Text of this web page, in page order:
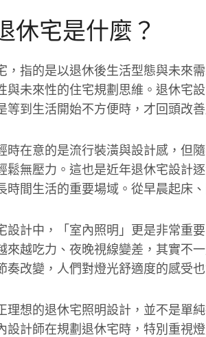
休宅是什麼？
，指的是以退休後生活型態與未來
與未來性的住宅規劃思維。退休宅
等到生活開始不方便時，才回頭改
時在意的是流行裝潢與設計感，但
鬆無壓力。這也是近年退休宅設計
時間生活的重要場域。從早晨起床
設計中，「室內照明」更是非常重
來越吃力、夜晚視線變差，其實不
奏改變，人們對燈光舒適度的感受
理想的退休宅照明設計，並不是單
設計師在規劃退休宅時，特別重視